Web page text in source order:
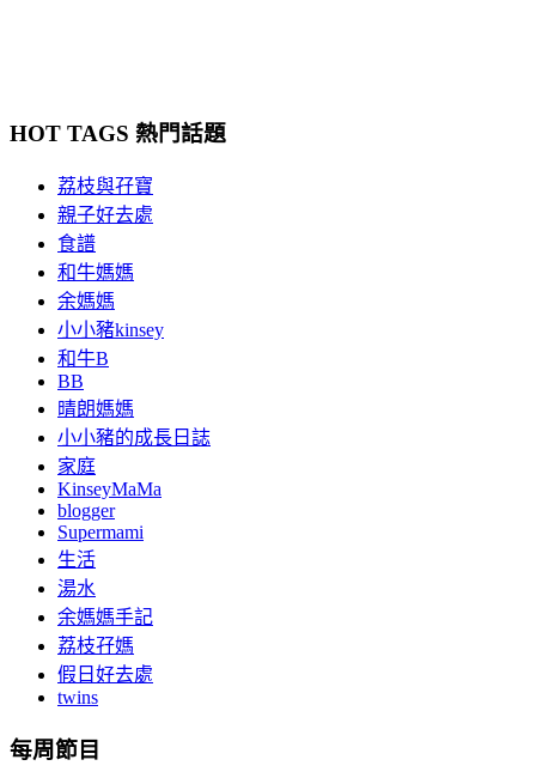
HOT TAGS 熱門話題
荔枝與孖寶
親子好去處
食譜
和牛媽媽
余媽媽
小小豬kinsey
和牛B
BB
晴朗媽媽
小小豬的成長日誌
家庭
KinseyMaMa
blogger
Supermami
生活
湯水
余媽媽手記
荔枝孖媽
假日好去處
twins
每周節目